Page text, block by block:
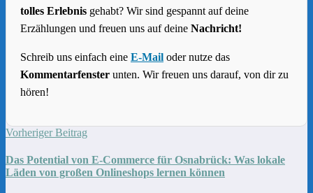
tolles Erlebnis gehabt? Wir sind gespannt auf deine
Erzählungen und freuen uns auf deine Nachricht!
Schreib uns einfach eine E-Mail oder nutze das
Kommentarfenster unten. Wir freuen uns darauf, von dir zu
hören!
Vorheriger Beitrag
Das Potential von E-Commerce für Osnabrück: Was lokale
Läden von großen Onlineshops lernen können